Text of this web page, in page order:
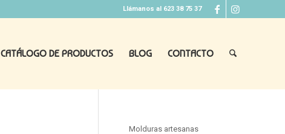
Llámanos al 623 38 75 37
CATÁLOGO DE PRODUCTOS BLOG CONTACTO
Molduras artesanas